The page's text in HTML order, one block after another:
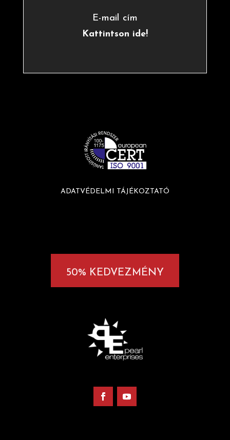
E-mail cím
Kattintson ide!
ADATVÉDELMI TÁJÉKOZTATÓ
50% KEDVEZMÉNY